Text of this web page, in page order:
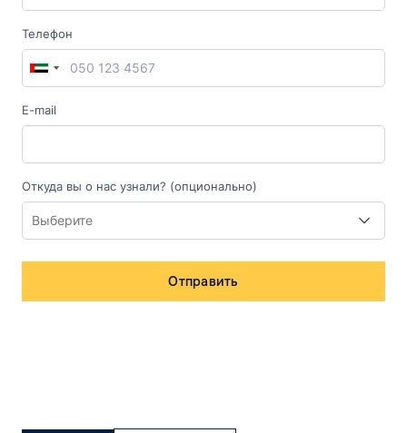
Телефон
E-mail
Откуда вы о нас узнали? (опционально)
Отправить